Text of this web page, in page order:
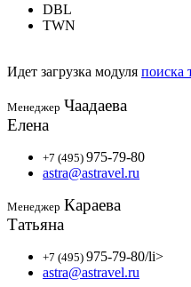
DBL
TWN
Идет загрузка модуля поиска
Менеджер Чаадаева
Елена
+7 (495) 975-79-80
astra@astravel.ru
Менеджер Караева
Татьяна
+7 (495) 975-79-80/li>
astra@astravel.ru